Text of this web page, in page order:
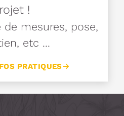
!
mesures, pose,
etc ...
PRATIQUES